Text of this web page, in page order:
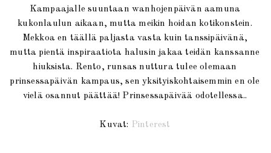
Kampaajalle suuntaan wanhojenpäivän aamuna
kukonlaulun aikaan, mutta meikin hoidan kotikonstein.
Mekkoa en täällä paljasta vasta kuin tanssipäivänä,
mutta pientä inspiraatiota halusin jakaa teidän kanssanne
hiuksista. Rento, runsas nuttura tulee olemaan
prinsessapäivän kampaus, sen yksityiskohtaisemmin en ole
vielä osannut päättää! Prinsessapäivää odotellessa..
Kuvat: Pinterest